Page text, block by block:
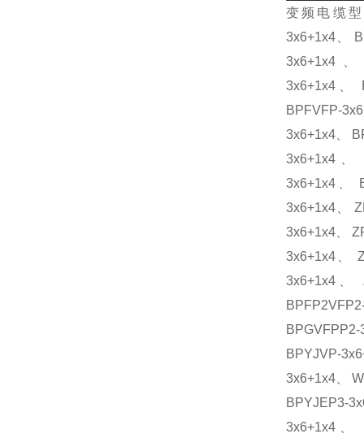
变频电缆
3x6+1x4、
3x6+1x4、
3x6+1x4、
BPFVFP-
3x6+1x4、
3x6+1x4、
3x6+1x4、
3x6+1x4、
3x6+1x4、
3x6+1x4、
3x6+1x4、
BPYJVP-
3x6+1x4、
BPYJEP3-
3x6+1x4、